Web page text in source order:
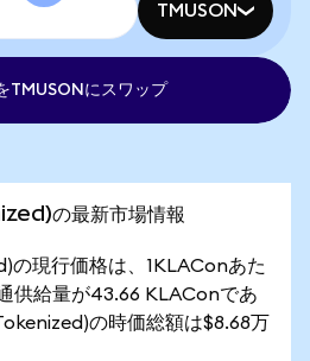
TMUSON
TMUSONにスワップ
の最新市場情報
の現行価格は、1KLAConあた
供給量が43.66 KLAConであ
の時価総額は$8.68万